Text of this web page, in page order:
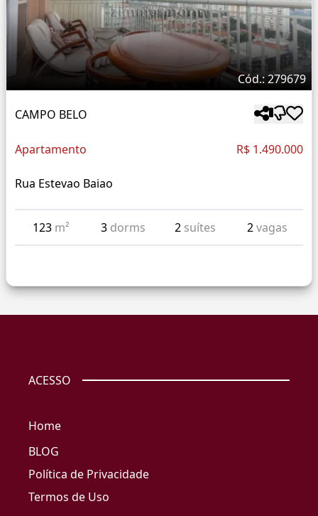
Cód.: 279679
CAMPO BELO
Apartamento R$ 1.490.000
Rua Estevao Baiao
123 m² 3 dorms 2 suítes 2vagas
ACESSO
Home
BLOG
Política de Privacidade
Termos de Uso